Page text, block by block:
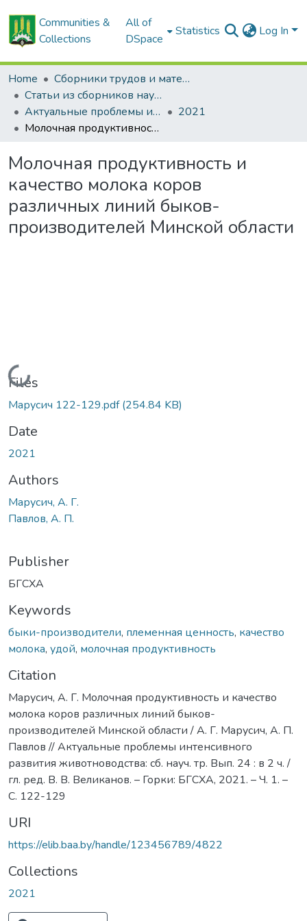
Communities &
Collections
All of
DSpace
Statistics Log In
Home
Сборники трудов и материалов конференций
Статьи из сборников научных трудов
Актуальные проблемы интенсивного развития животноводства: сб. науч. тр.
2021
Молочная продуктивность и качество молока коров различных линий быков-производителей Минской области
Молочная продуктивность и
качество молока коров
различных линий быков-
производителей Минской области
Loading...
Files
Марусич 122-129.pdf(254.84 KB)
Date
2021
Authors
Марусич, А. Г.
Павлов, А. П.
Publisher
БГСХА
Keywords
быки-производители, племенная ценность, качество
молока, удой, молочная продуктивность
Citation
Марусич, А. Г. Молочная продуктивность и качество
молока коров различных линий быков-
производителей Минской области / А. Г. Марусич, А. П.
Павлов // Актуальные проблемы интенсивного
развития животноводства: сб. науч. тр. Вып. 24 : в 2 ч. /
гл. ред. В. В. Великанов. – Горки: БГСХА, 2021. – Ч. 1. –
С. 122-129
URI
https://elib.baa.by/handle/123456789/4822
Collections
2021